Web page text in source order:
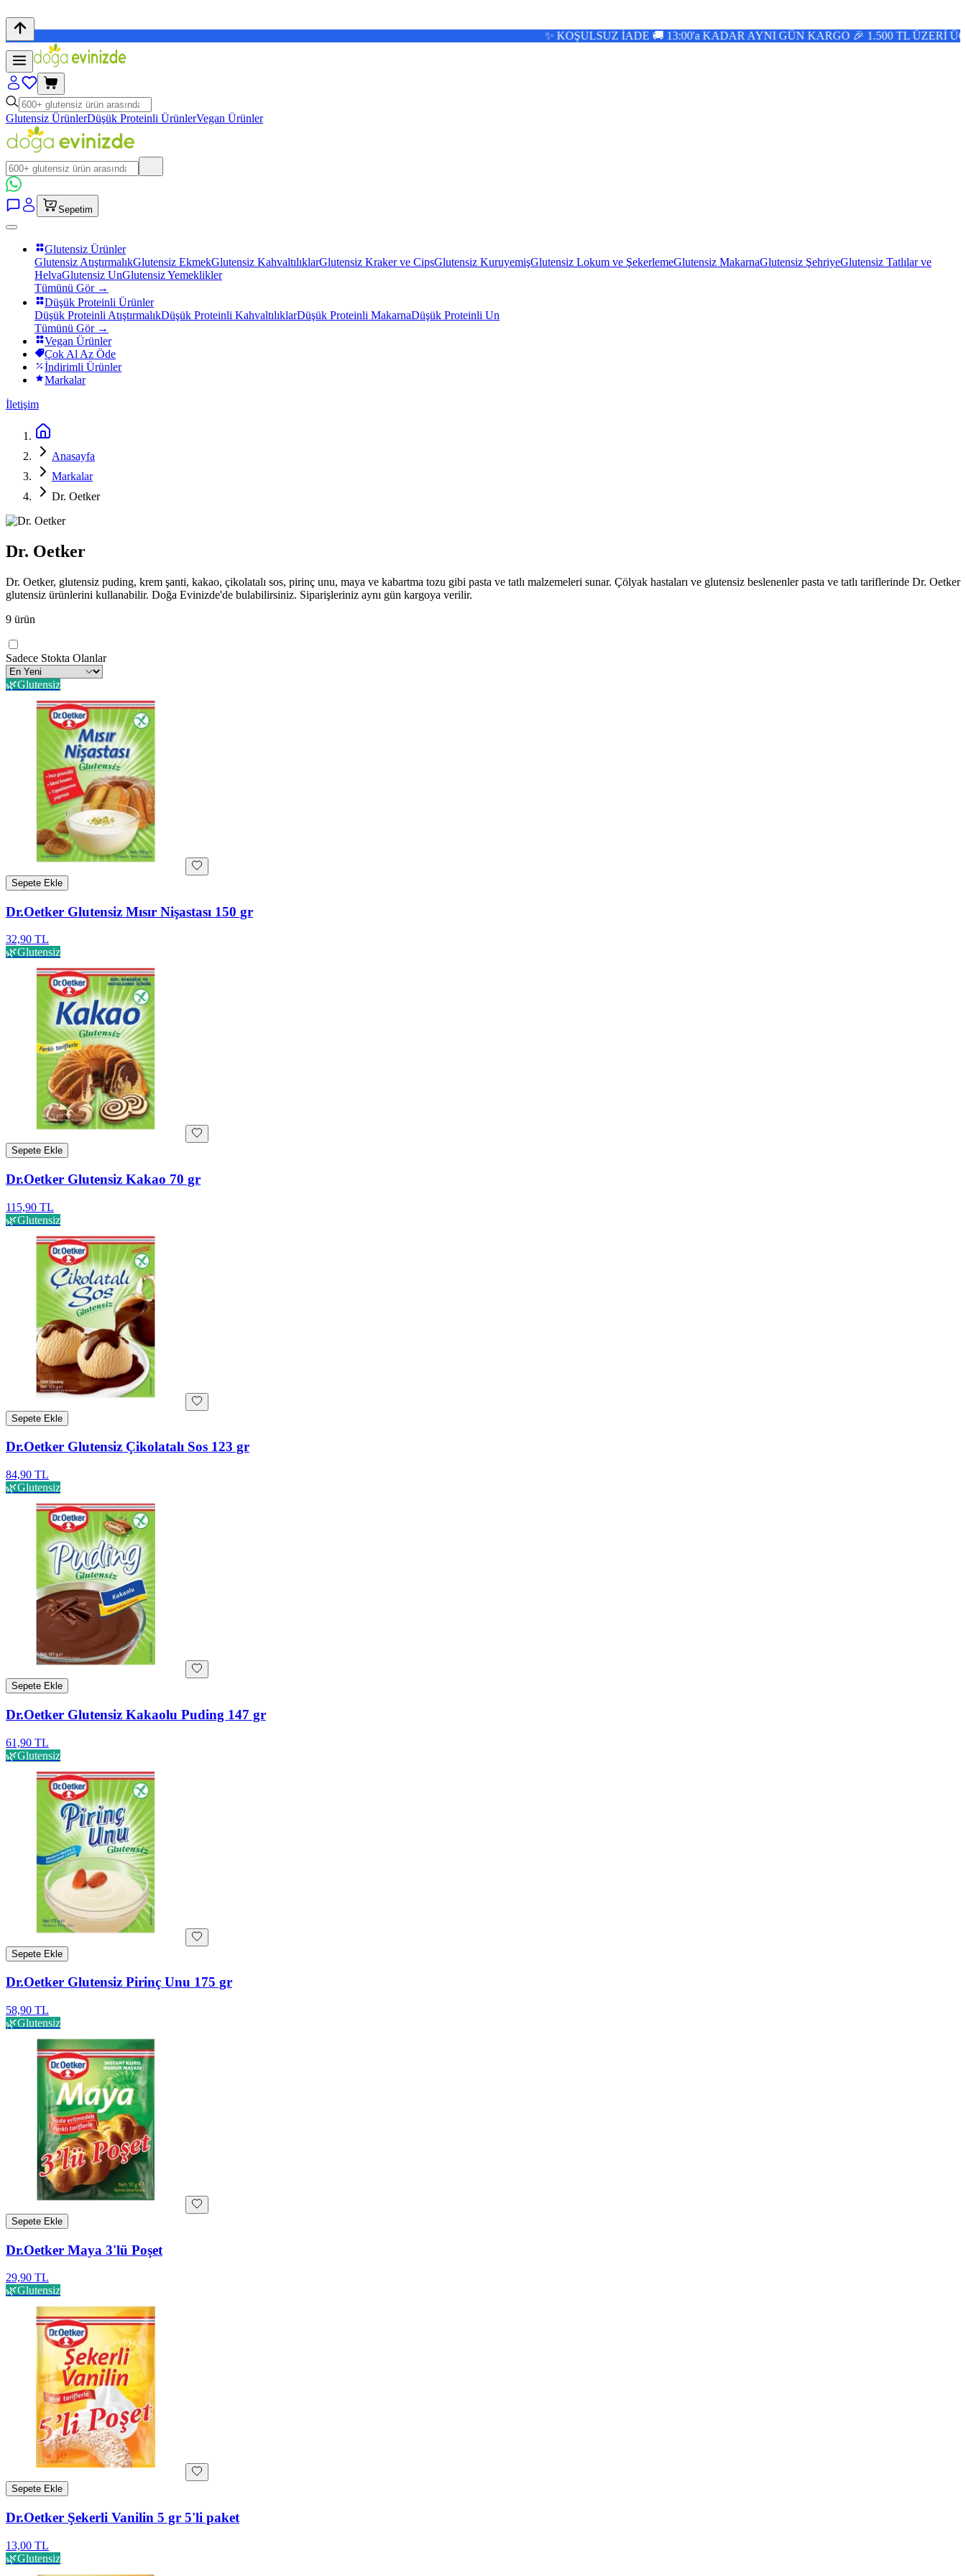
✨ KOŞULSUZ İADE 🚚 13:00'a KADAR AYNI GÜN KARGO 🎉 1.500 TL ÜZERİ ÜCRETSİZ
Glutensiz ÜrünlerDüşük Proteinli ÜrünlerVegan Ürünler
Sepetim
Glutensiz Ürünler
Glutensiz AtıştırmalıkGlutensiz EkmekGlutensiz KahvaltılıklarGlutensiz Kraker ve CipsGlutensiz KuruyemişGlutensiz Lokum ve ŞekerlemeGlutensiz MakarnaGlutensiz ŞehriyeGlutensiz Tatlılar ve
HelvaGlutensiz UnGlutensiz Yemeklikler
Tümünü Gör →
Düşük Proteinli Ürünler
Düşük Proteinli AtıştırmalıkDüşük Proteinli KahvaltılıklarDüşük Proteinli MakarnaDüşük Proteinli Un
Tümünü Gör →
Vegan Ürünler
Çok Al Az Öde
İndirimli Ürünler
Markalar
İletişim
Anasayfa
Markalar
Dr. Oetker
Dr. Oetker
Dr. Oetker, glutensiz puding, krem şanti, kakao, çikolatalı sos, pirinç unu, maya ve kabartma tozu gibi pasta ve tatlı malzemeleri sunar. Çölyak hastaları ve glutensiz beslenenler pasta ve tatlı tariflerinde Dr. Oetker
glutensiz ürünlerini kullanabilir. Doğa Evinizde'de bulabilirsiniz. Siparişleriniz aynı gün kargoya verilir.
9 ürün
Sadece Stokta Olanlar
🌿Glutensiz
Sepete Ekle
Dr.Oetker Glutensiz Mısır Nişastası 150 gr
32,90 TL
🌿Glutensiz
Sepete Ekle
Dr.Oetker Glutensiz Kakao 70 gr
115,90 TL
🌿Glutensiz
Sepete Ekle
Dr.Oetker Glutensiz Çikolatalı Sos 123 gr
84,90 TL
🌿Glutensiz
Sepete Ekle
Dr.Oetker Glutensiz Kakaolu Puding 147 gr
61,90 TL
🌿Glutensiz
Sepete Ekle
Dr.Oetker Glutensiz Pirinç Unu 175 gr
58,90 TL
🌿Glutensiz
Sepete Ekle
Dr.Oetker Maya 3'lü Poşet
29,90 TL
🌿Glutensiz
Sepete Ekle
Dr.Oetker Şekerli Vanilin 5 gr 5'li paket
13,00 TL
🌿Glutensiz